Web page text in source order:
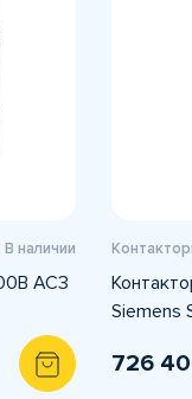
В наличии
AC3
Siemens
726